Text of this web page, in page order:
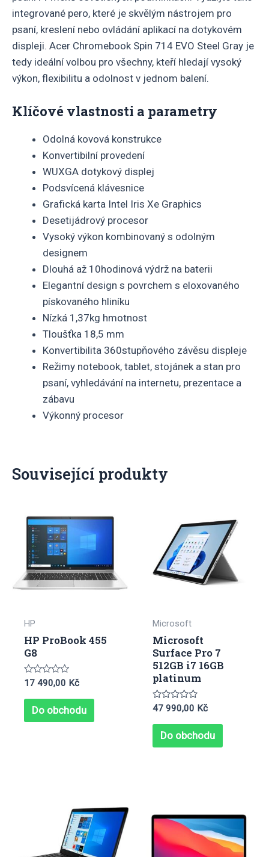
integrované pero, které je skvělým nástrojem pro
psaní, kreslení nebo ovládání aplikací na dotykovém
displeji. Acer Chromebook Spin 714 EVO Steel Gray je
tedy ideální volbou pro všechny, kteří hledají vysoký
výkon, flexibilitu a odolnost v jednom balení.
Klíčové vlastnosti a parametry
Odolná kovová konstrukce
Konvertibilní provedení
WUXGA dotykový displej
Podsvícená klávesnice
Grafická karta Intel Iris Xe Graphics
Desetijádrový procesor
Vysoký výkon kombinovaný s odolným
designem
Dlouhá až 10hodinová výdrž na baterii
Elegantní design s povrchem s eloxovaného
pískovaného hliníku
Nízká 1,37kg hmotnost
Tloušťka 18,5 mm
Konvertibilita 360stupňového závěsu displeje
Režimy notebook, tablet, stojánek a stan pro
psaní, vyhledávání na internetu, prezentace a
zábavu
Výkonný procesor
Související produkty
HP
HP ProBook 455
G8
Hodnocení
z
17 490,00 Kč
Do obchodu
Microsoft
Microsoft
Surface Pro 7
512GB i7 16GB
platinum
Hodnocení
z
47 990,00 Kč
Do obchodu